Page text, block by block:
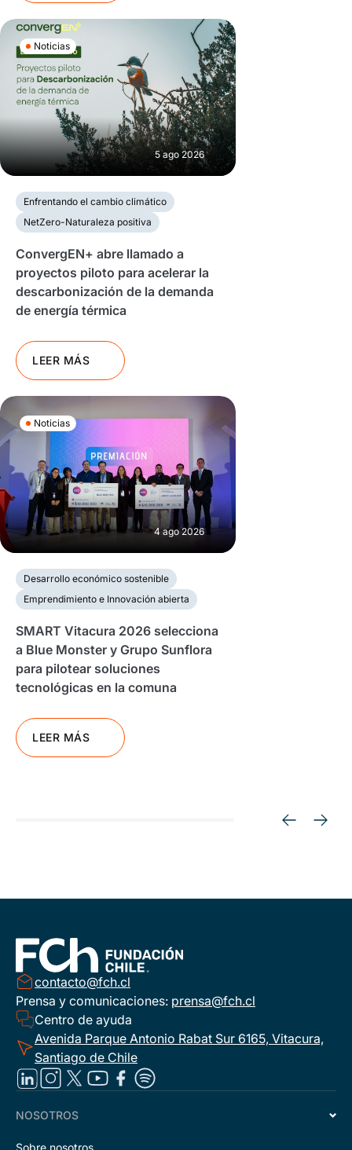
Noticias
5 ago 2026
Enfrentando el cambio climático
NetZero-Naturaleza positiva
ConvergEN+ abre llamado a
proyectos piloto para acelerar la
descarbonización de la demanda
de energía térmica
LEER MÁS
Noticias
4 ago 2026
Desarrollo económico sostenible
Emprendimiento e Innovación abierta
SMART Vitacura 2026 selecciona
a Blue Monster y Grupo Sunflora
para pilotear soluciones
tecnológicas en la comuna
LEER MÁS
contacto@fch.cl
Prensa y comunicaciones: prensa@fch.cl
Centro de ayuda
Avenida Parque Antonio Rabat Sur 6165, Vitacura,
Santiago de Chile
NOSOTROS
Sobre nosotros